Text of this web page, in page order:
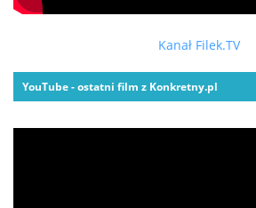
Kanał Filek.TV
YouTube - ostatni film z Konkretny.pl